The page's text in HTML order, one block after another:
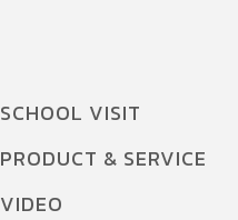
SCHOOL VISIT
PRODUCT & SERVICE
VIDEO